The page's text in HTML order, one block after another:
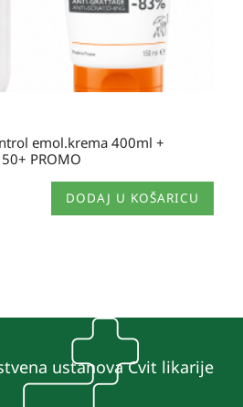
emol.krema 400ml +
PROMO
DODAJ U KOŠARICU
ustanova Cvit likarije